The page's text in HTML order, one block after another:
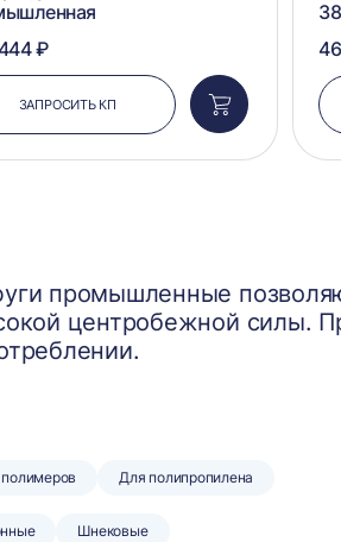
₽
ЗАПРОСИТЬ КП
Добавить
в
корзину
промышленные
центробежной силы.
Для полипропилена
Шнековые